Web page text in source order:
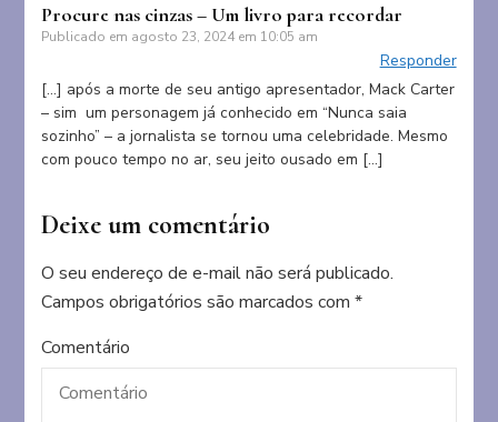
Procure nas cinzas – Um livro para recordar
Publicado em agosto 23, 2024 em 10:05 am
Responder
[…] após a morte de seu antigo apresentador, Mack Carter
– sim um personagem já conhecido em “Nunca saia
sozinho” – a jornalista se tornou uma celebridade. Mesmo
com pouco tempo no ar, seu jeito ousado em […]
Deixe um comentário
O seu endereço de e-mail não será publicado.
Campos obrigatórios são marcados com*
Comentário